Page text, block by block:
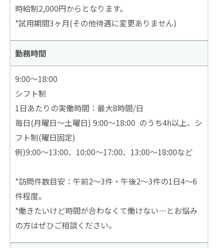
時給制2,000円からとなります。
*試用期間3ヶ月(その他待遇に変更ありません)
勤務時間
9:00～18:00
シフト制
1日あたりの実働時間：最大8時間/日
毎日(月曜日～土曜日) 9:00～18:00 のうち4h以上、シ
フト制(曜日固定)
例)9:00～13:00、10:00～17:00、13:00～18:00など
*訪問件数目安：午前2～3件・午後2～3件の1日4～6
件程度。
*働きたいけど時間が合わなくて働けない…とお悩み
の方はぜひご相談ください。
お問い合わせはこちら